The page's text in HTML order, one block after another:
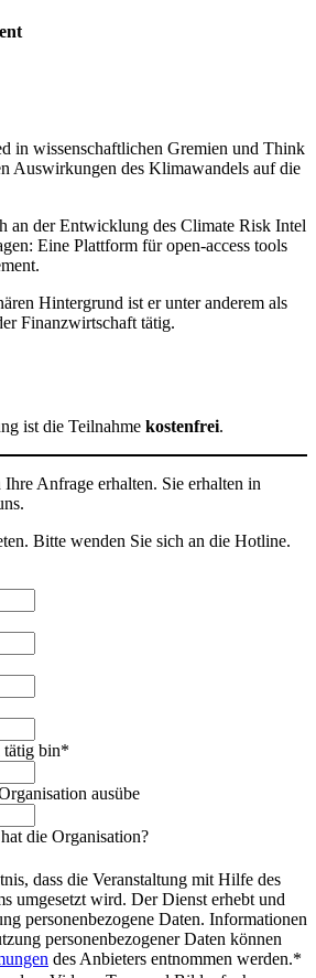
in wissenschaftlichen Gremien und Think
Auswirkungen des Klimawandels auf die
an der Entwicklung des Climate Risk Intel
Eine Plattform für open-access tools
Hintergrund ist er unter anderem als
Finanzwirtschaft tätig.
ist die Teilnahme kostenfrei.
Anfrage erhalten. Sie erhalten in
Bitte wenden Sie sich an die Hotline.
tätig bin*
ausübe
die Organisation?
dass die Veranstaltung mit Hilfe des
umgesetzt wird. Der Dienst erhebt und
personenbezogene Daten. Informationen
personenbezogener Daten können
des Anbieters entnommen werden.*